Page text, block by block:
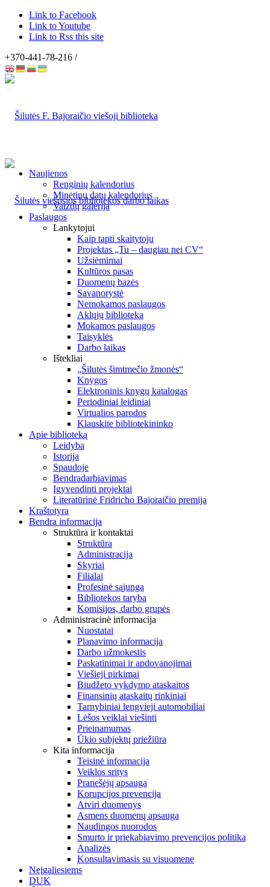
Link to Facebook
Link to Youtube
Link to Rss this site
+370-441-78-216 /
Naujienos
Renginių kalendorius
Minėtinų datų kalendorius
Vaizdų galerija
Paslaugos
Lankytojui
Kaip tapti skaitytoju
Projektas „Tu – daugiau nei CV“
Užsiėmimai
Kultūros pasas
Duomenų bazės
Savanorystė
Nemokamos paslaugos
Aklųjų biblioteka
Mokamos paslaugos
Taisyklės
Darbo laikas
Ištekliai
„Šilutės šimtmečio žmonės“
Knygos
Elektroninis knygų katalogas
Periodiniai leidiniai
Virtualios parodos
Klauskite bibliotekininko
Apie biblioteką
Leidyba
Istorija
Spaudoje
Bendradarbiavimas
Įgyvendinti projektai
Literatūrinė Fridricho Bajoraičio premija
Kraštotyra
Bendra informacija
Struktūra ir kontaktai
Struktūra
Administracija
Skyriai
Filialai
Profesinė sąjunga
Bibliotekos taryba
Komisijos, darbo grupės
Administracinė informacija
Nuostatai
Planavimo informacija
Darbo užmokestis
Paskatinimai ir apdovanojimai
Viešieji pirkimai
Biudžeto vykdymo ataskaitos
Finansinių ataskaitų rinkiniai
Tarnybiniai lengvieji automobiliai
Lėšos veiklai viešinti
Prieinamumas
Ūkio subjektų priežiūra
Kita informacija
Teisinė informacija
Veiklos sritys
Pranešėjų apsauga
Korupcijos prevencija
Atviri duomenys
Asmens duomenų apsauga
Naudingos nuorodos
Smurto ir priekabiavimo prevencijos politika
Analizės
Konsultavimasis su visuomene
Neįgaliesiems
DUK